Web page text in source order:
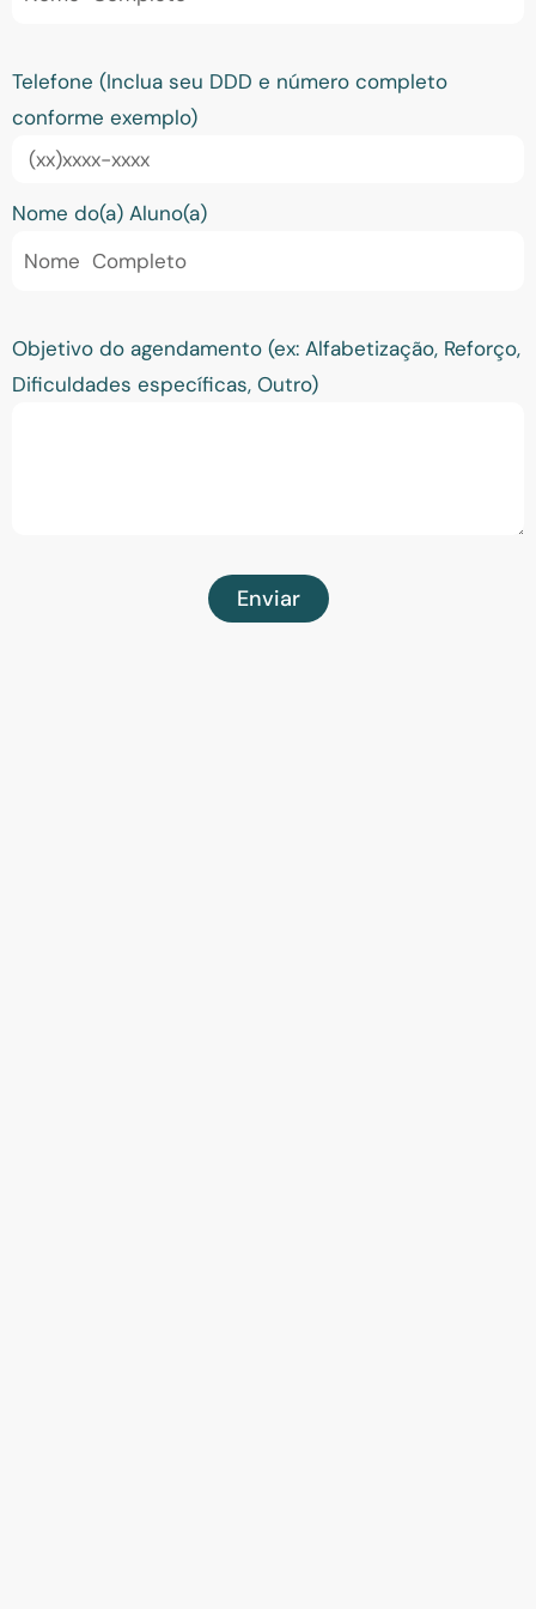
Telefone (Inclua seu DDD e número completo
conforme exemplo)
Nome do(a) Aluno(a)
Objetivo do agendamento (ex: Alfabetização, Reforço,
Dificuldades específicas, Outro)
Enviar